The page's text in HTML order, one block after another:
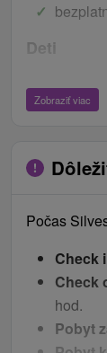
Deti
Dieťa
Platia sa na
za
za
Zobraziť viac
Počas
Check
Check
hod.
Pobyt